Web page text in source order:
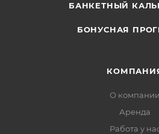
БАНКЕТНЫЙ
БОНУСНАЯ
О компании
Аренда
Работа у